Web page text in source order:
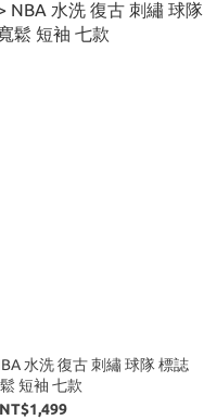
水洗 復古 刺繡 球隊 標誌
短袖 七款
NT$1,499